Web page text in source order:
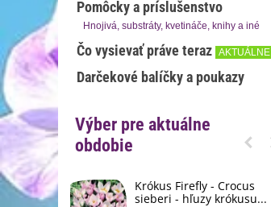
Pomôcky a príslušenstvo
Hnojivá, substráty, kvetináče, knihy a iné
Čo vysievať práve teraz AKTUÁLNE
Darčekové balíčky a poukazy
Výber pre aktuálne
obdobie
Krókus Firefly - Crocus
sieberi - hľuzy krókusu...